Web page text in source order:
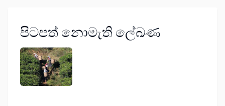
පිටපත් නොමැති ලේඛණ